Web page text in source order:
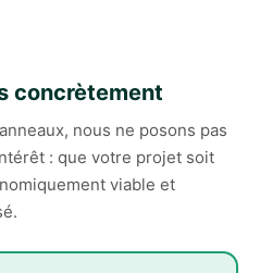
concrètement
nous ne posons pas
: que votre projet soit
viable et